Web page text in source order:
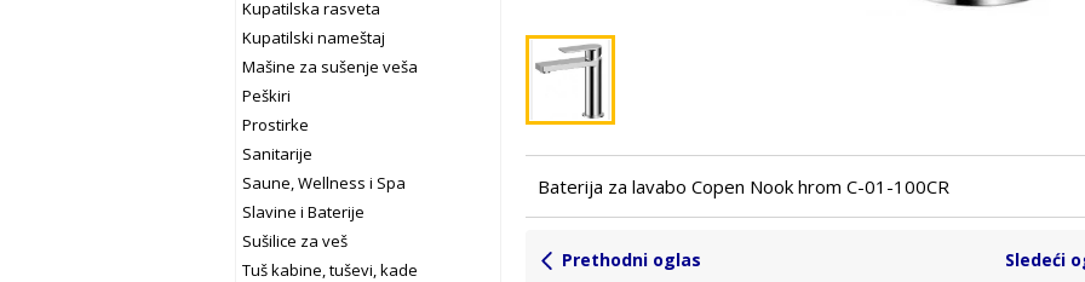
Kupatilska rasveta
Kupatilski nameštaj
Mašine za sušenje veša
Peškiri
Prostirke
Sanitarije
Saune, Wellness i Spa
Slavine i Baterije
Sušilice za veš
Tuš kabine, tuševi, kade
Baterija za lavabo Copen Nook hrom C-01-100CR
Prethodni oglas Sledeći